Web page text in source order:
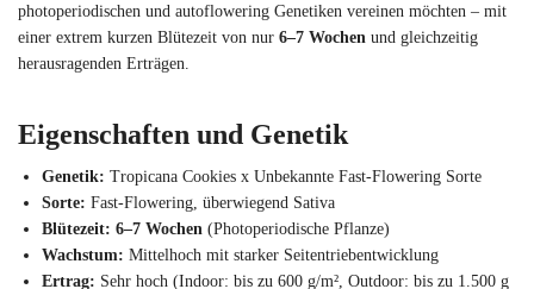
photoperiodischen und autoflowering Genetiken vereinen möchten – mit
einer extrem kurzen Blütezeit von nur 6–7 Wochen und gleichzeitig
herausragenden Erträgen.
Eigenschaften und Genetik
Genetik: Tropicana Cookies x Unbekannte Fast-Flowering Sorte
Sorte: Fast-Flowering, überwiegend Sativa
Blütezeit: 6–7 Wochen (Photoperiodische Pflanze)
Wachstum: Mittelhoch mit starker Seitentriebentwicklung
Ertrag: Sehr hoch (Indoor: bis zu 600 g/m², Outdoor: bis zu 1.500 g